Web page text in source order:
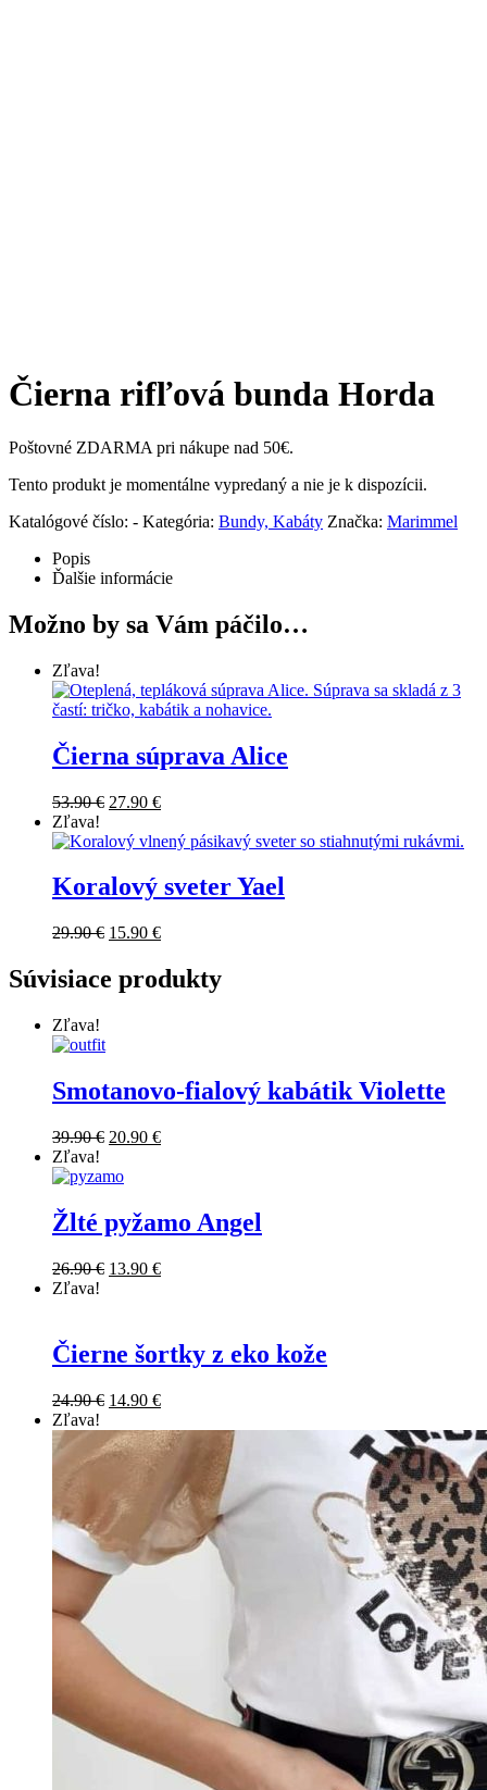
Čierna rifľová bunda Horda
Poštovné ZDARMA pri nákupe nad 50€.
Tento produkt je momentálne vypredaný a nie je k dispozícii.
Katalógové číslo: - Kategória: Bundy, Kabáty Značka: Marimmel
Popis
Ďalšie informácie
Možno by sa Vám páčilo…
Zľava!
Čierna súprava Alice
53.90€ 27.90 €
Zľava!
Koralový sveter Yael
29.90€ 15.90 €
Súvisiace produkty
Zľava!
Smotanovo-fialový kabátik Violette
39.90€ 20.90 €
Zľava!
Žlté pyžamo Angel
26.90€ 13.90 €
Zľava!
Čierne šortky z eko kože
24.90€ 14.90 €
Zľava!